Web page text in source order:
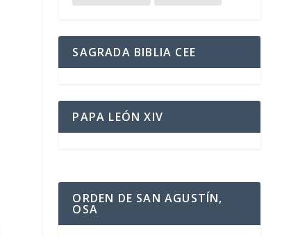
SAGRADA BIBLIA CEE
PAPA LEÓN XIV
ORDEN DE SAN AGUSTÍN,
OSA